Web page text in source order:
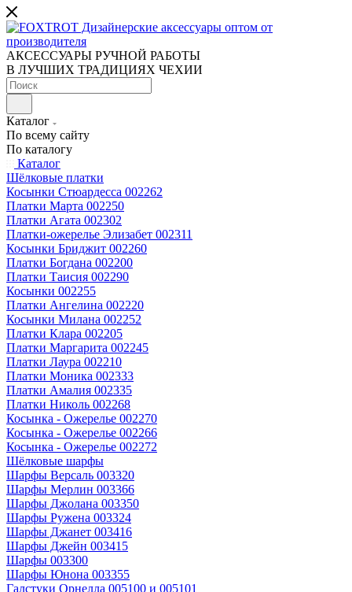
АКСЕССУАРЫ РУЧНОЙ РАБОТЫ
В ЛУЧШИХ ТРАДИЦИЯХ ЧЕХИИ
Каталог
По всему сайту
По каталогу
Каталог
Шёлковые платки
Косынки Стюардесса 002262
Платки Марта 002250
Платки Агата 002302
Платки-ожерелье Элизабет 002311
Косынки Бриджит 002260
Платки Богдана 002200
Платки Таисия 002290
Косынки 002255
Платки Ангелина 002220
Косынки Милана 002252
Платки Клара 002205
Платки Маргарита 002245
Платки Лаура 002210
Платки Моника 002333
Платки Амалия 002335
Платки Николь 002268
Косынка - Ожерелье 002270
Косынка - Ожерелье 002266
Косынка - Ожерелье 002272
Шёлковые шарфы
Шарфы Версаль 003320
Шарфы Мерлин 003366
Шарфы Джолана 003350
Шарфы Ружена 003324
Шарфы Джанет 003416
Шарфы Джейн 003415
Шарфы 003300
Шарфы Юнона 003355
Галстуки Орнелла 005100 и 005101